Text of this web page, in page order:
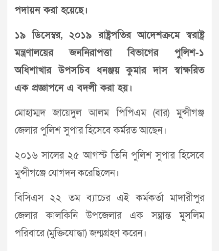
পদায়ন করা হয়েছে।
১৯ ডিসেম্বর, ২০১৯ রাষ্ট্রপতির আদেশক্রমে স্বরাষ্ট্র
মন্ত্রণালয়ের জননিরাপত্তা বিভাগের পুলিশ-১
অধিশাখার উপসচিব ধনঞ্জয় কুমার দাস স্বাক্ষরিত
এক প্রজ্ঞাপনে এ বদলী করা হয়।
মোহাম্মদ জায়েদুল আলম পিপিএম (বার) মুন্সীগঞ্জ
জেলার পুলিশ সুপার হিসেবে কর্মরত আছেন।
২০১৬ সালের ২৫ আগস্ট তিনি পুলিশ সুপার হিসেবে
মুন্সীগঞ্জে যোগদন করেছিলেন।
বিসিএস ২২ তম ব্যাচের এই কর্মকর্তা মাদারীপুর
জেলার কালকিনি উপজেলার এক সম্ভ্রান্ত মুসলিম
পরিবারে (মুক্তিযোদ্ধা) জন্মগ্রহণ করেন।